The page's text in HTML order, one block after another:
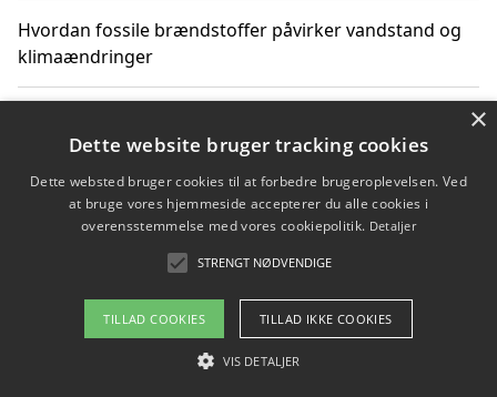
Hvordan fossile brændstoffer påvirker vandstand og
klimaændringer
vores perspektiv
Copyright 2026 - Pilanto Aps
Om / kontakt
×
Dette website bruger tracking cookies
Dette websted bruger cookies til at forbedre brugeroplevelsen. Ved
at bruge vores hjemmeside accepterer du alle cookies i
overensstemmelse med vores cookiepolitik. Detaljer
STRENGT NØDVENDIGE
TILLAD COOKIES TILLAD IKKE COOKIES
VIS DETALJER